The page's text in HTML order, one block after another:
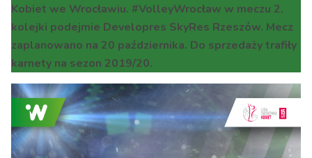
Kobiet we Wrocławiu. #VolleyWrocław w meczu 2.
kolejki podejmie Developres SkyRes Rzeszów. Mecz
zaplanowano na 20 października. Do sprzedaży trafiły
karnety na sezon 2019/20.